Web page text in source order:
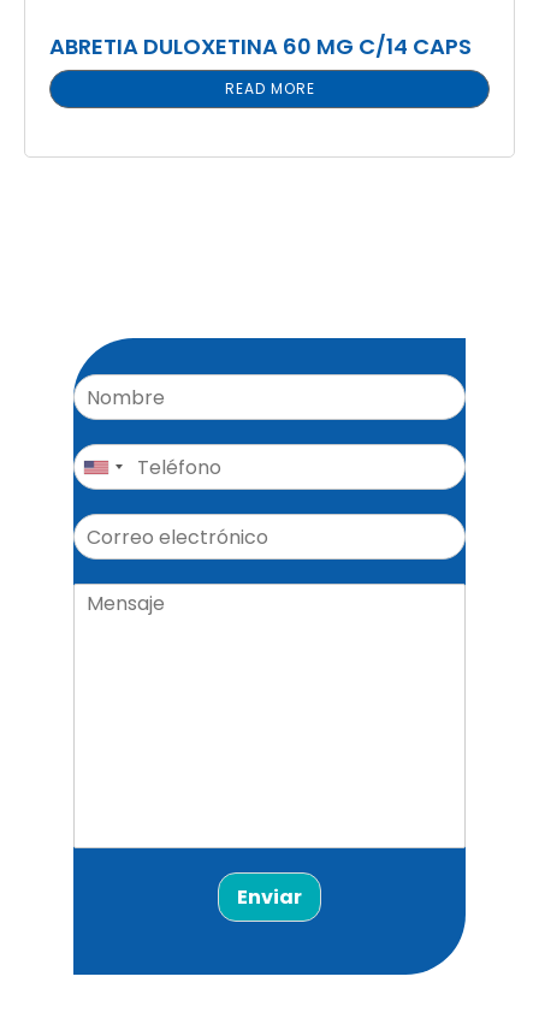
ABRETIA DULOXETINA 60 MG C/14 CAPS
READ MORE
Enviar